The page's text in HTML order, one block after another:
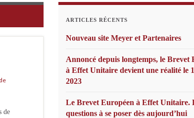
de
ARTICLES RÉCENTS
Nouveau site Meyer et Partenaires
Annoncé depuis longtemps, le Brevet
à Effet Unitaire devient une réalité le
2023
Le Brevet Européen à Effet Unitaire.
questions à se poser dès aujourd’hui